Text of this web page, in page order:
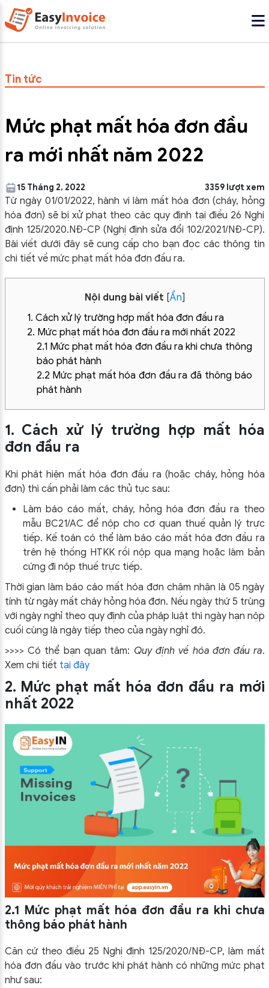
Tin tức
Mức phạt mất hóa đơn đầu
ra mới nhất năm 2022
15 Tháng 2, 2022 3359 lượt xem
Từ ngày 01/01/2022, hành vi làm mất hóa đơn (cháy, hỏng
hóa đơn) sẽ bị xử phạt theo các quy định tại điều 26 Nghị
định 125/2020.NĐ-CP (Nghị định sửa đổi 102/2021/NĐ-CP).
Bài viết dưới đây sẽ cung cấp cho bạn đọc các thông tin
chi tiết về mức phạt mất hóa đơn đầu ra.
Nội dung bài viết [Ẩn]
1. Cách xử lý trường hợp mất hóa đơn đầu ra
2. Mức phạt mất hóa đơn đầu ra mới nhất 2022
2.1 Mức phạt mất hóa đơn đầu ra khi chưa thông
báo phát hành
2.2 Mức phạt mất hóa đơn đầu ra đã thông báo
phát hành
1. Cách xử lý trường hợp mất hóa
đơn đầu ra
Khi phát hiện mất hóa đơn đầu ra (hoặc cháy, hỏng hóa
đơn) thì cần phải làm các thủ tục sau:
Làm báo cáo mất, cháy, hỏng hóa đơn đầu ra theo
mẫu BC21/AC để nộp cho cơ quan thuế quản lý trực
tiếp. Kế toán có thể làm báo cáo mất hóa đơn đầu ra
trên hệ thống HTKK rồi nộp qua mạng hoặc làm bản
cứng đi nộp thuế trực tiếp.
Thời gian làm báo cáo mất hóa đơn chậm nhận là 05 ngày
tính từ ngày mất cháy hỏng hóa đơn. Nếu ngày thứ 5 trùng
với ngày nghỉ theo quy định của pháp luật thì ngày hạn nộp
cuối cùng là ngày tiếp theo của ngày nghỉ đó.
>>>> Có thể bạn quan tâm: Quy định về hóa đơn đầu ra.
Xem chi tiết tại đây
2. Mức phạt mất hóa đơn đầu ra mới
nhất 2022
2.1 Mức phạt mất hóa đơn đầu ra khi chưa
thông báo phát hành
Căn cứ theo điều 25 Nghị định 125/2020/NĐ-CP, làm mất
hóa đơn đầu vào trước khi phát hành có những mức phạt
như sau: